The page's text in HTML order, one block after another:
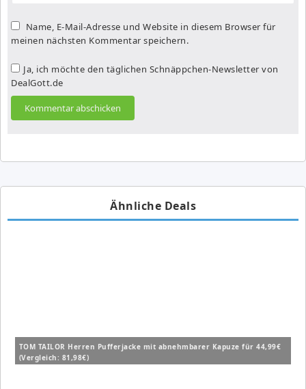
Name, E-Mail-Adresse und Website in diesem Browser für
meinen nächsten Kommentar speichern.
Ja, ich möchte den täglichen Schnäppchen-Newsletter von
DealGott.de
Ähnliche Deals
TOM TAILOR Herren Pufferjacke mit abnehmbarer Kapuze für 44,99€
(Vergleich: 81,98€)